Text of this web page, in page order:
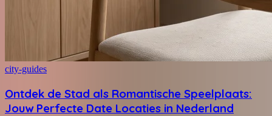
city-guides
Ontdek de Stad als Romantische Speelplaats:
Jouw Perfecte Date Locaties in Nederland